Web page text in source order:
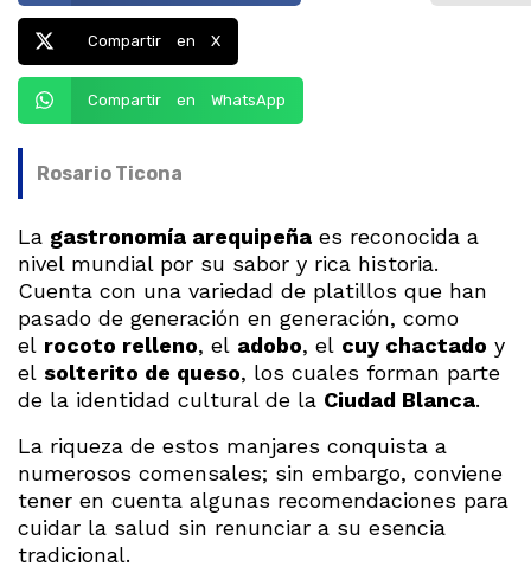
Compartir en X
Compartir en WhatsApp
Rosario Ticona
La gastronomía arequipeña es reconocida a
nivel mundial por su sabor y rica historia.
Cuenta con una variedad de platillos que han
pasado de generación en generación, como
el rocoto relleno, el adobo, el cuy chactado y
el solterito de queso, los cuales forman parte
de la identidad cultural de la Ciudad Blanca.
La riqueza de estos manjares conquista a
numerosos comensales; sin embargo, conviene
tener en cuenta algunas recomendaciones para
cuidar la salud sin renunciar a su esencia
tradicional.